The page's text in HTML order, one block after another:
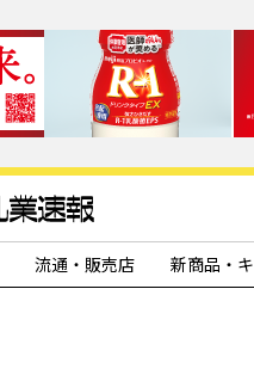
流通・販売店 新商品・